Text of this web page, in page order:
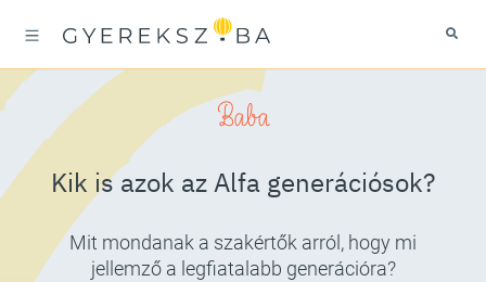
Baba
Kik is azok az Alfa generációsok?
Mit mondanak a szakértők arról, hogy mi
jellemző a legfiatalabb generációra?